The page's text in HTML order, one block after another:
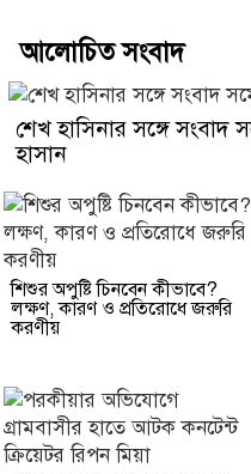
আলোচিত সংবাদ
শেখ হাসিনার সঙ্গে
হাসান
শিশুর অপুষ্টি চিনবেন কীভাবে?
লক্ষণ, কারণ ও প্রতিরোধে জরুরি
করণীয়